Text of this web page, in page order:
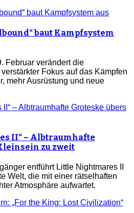
baut Kampfsystem
Februar verändert die
Fokus auf das Kämpfen
mehr Ausrüstung und neue
II“ – Albtraumhafte
zu zweit
entführt Little Nightmares II
Welt, die mit einer rätselhaften
Atmosphäre aufwartet.